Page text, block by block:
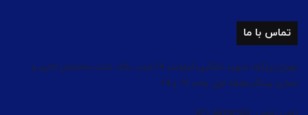
تماس با ما
تهران،بزرگراه شهید لشگری،کیلومتر 14،جنب بانک ملت،ساختمان اداری و
تجاری چیتگر،طبقه اول، واحد 13 و 14